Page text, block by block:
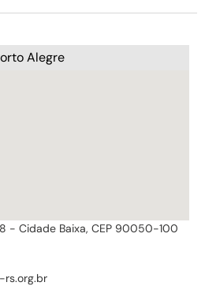
Alegre
- Cidade Baixa, CEP 90050-100
rs.org.br